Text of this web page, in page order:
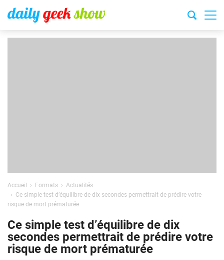
Accueil Formats
Actualités
Ce simple test d’équilibre de dix secondes permettrait de prédire votre
risque de mort prématurée
Ce simple test d’équilibre de dix
secondes permettrait de prédire votre
risque de mort prématurée